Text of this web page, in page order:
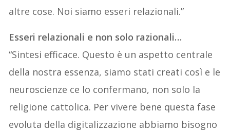
altre cose. Noi siamo esseri relazionali.”
Esseri relazionali e non solo razionali…
“Sintesi efficace. Questo è un aspetto centrale
della nostra essenza, siamo stati creati così e le
neuroscienze ce lo confermano, non solo la
religione cattolica. Per vivere bene questa fase
evoluta della digitalizzazione abbiamo bisogno